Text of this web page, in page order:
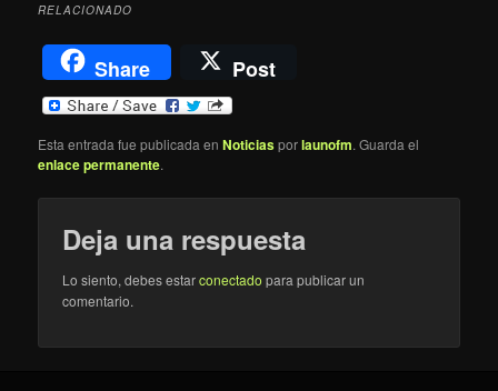
RELACIONADO
Share Post
Esta entrada fue publicada enNoticiasporlaunofm. Guarda el
enlace permanente.
Deja una respuesta
Lo siento, debes estarconectado para publicar un
comentario.